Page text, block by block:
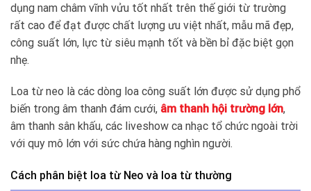
dụng nam châm vĩnh vửu tốt nhất trên thế giới từ trường
rất cao để đạt được chất lượng ưu việt nhất, mẫu mã đẹp,
công suất lớn, lực từ siêu mạnh tốt và bền bỉ đặc biệt gọn
nhẹ.
Loa từ neo là các dòng loa công suất lớn được sử dụng phổ
biến trong âm thanh đám cưới, âm thanh hội trường lớn,
âm thanh sân khấu, các liveshow ca nhạc tổ chức ngoài trời
với quy mô lớn với sức chứa hàng nghìn người.
Cách phân biệt loa từ Neo và loa từ thường